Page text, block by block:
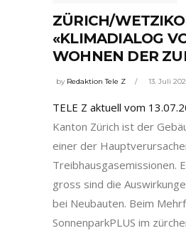
ZÜRICH/
«KLIMADIALOG
WOHNEN DER
by Redaktion Tele Z 13. Juli
TELE Z aktuell vom
Kanton Zürich ist der
einer der
Treibhausgasemissionen.
gross sind die
bei Neubauten. Beim
SonnenparkPLUS im